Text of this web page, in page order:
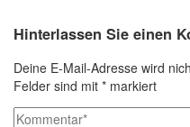
Hinterlassen Sie einen
Deine E-Mail-Adresse wird
Felder sind mit * markiert